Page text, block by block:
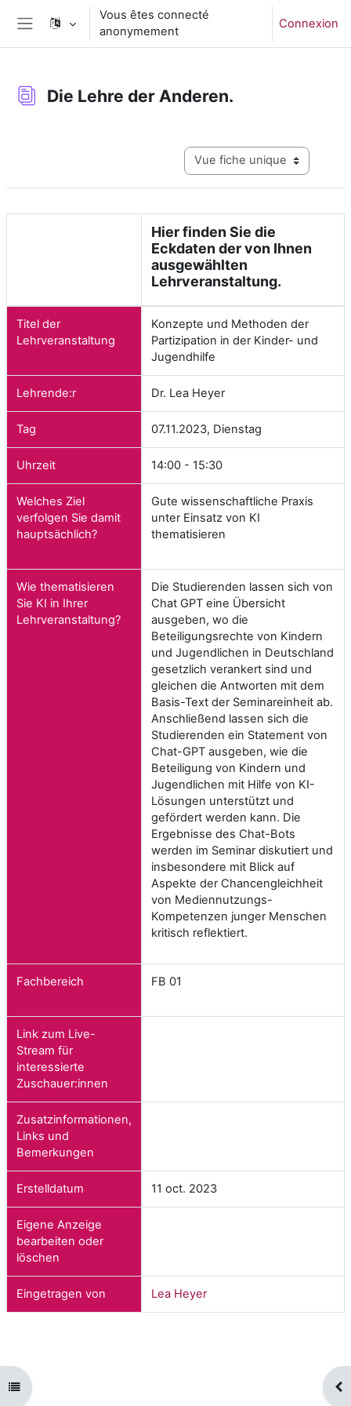
Passer au contenu principal
Panneau latéral
Vous êtes connecté
anonymement
Connexion
Ouvrir l’index du cours
Die Lehre der Anderen.
Navigation tertiaire du mode
Hier finden Sie die
Eckdaten der von Ihnen
ausgewählten
Lehrveranstaltung.
Titel der
Lehrveranstaltung
Konzepte und Methoden der
Partizipation in der Kinder- und
Jugendhilfe
Lehrende:r Dr. Lea Heyer
Tag 07.11.2023, Dienstag
Uhrzeit 14:00 - 15:30
Welches Ziel
verfolgen Sie damit
hauptsächlich?
Gute wissenschaftliche Praxis
unter Einsatz von KI
thematisieren
Wie thematisieren
Sie KI in Ihrer
Lehrveranstaltung?
Die Studierenden lassen sich von
Chat GPT eine Übersicht
ausgeben, wo die
Beteiligungsrechte von Kindern
und Jugendlichen in Deutschland
gesetzlich verankert sind und
gleichen die Antworten mit dem
Basis-Text der Seminareinheit ab.
Anschließend lassen sich die
Studierenden ein Statement von
Chat-GPT ausgeben, wie die
Beteiligung von Kindern und
Jugendlichen mit Hilfe von KI-
Lösungen unterstützt und
gefördert werden kann. Die
Ergebnisse des Chat-Bots
werden im Seminar diskutiert und
insbesondere mit Blick auf
Aspekte der Chancengleichheit
von Mediennutzungs-
Kompetenzen junger Menschen
kritisch reflektiert.
Fachbereich FB 01
Link zum Live-
Stream für
interessierte
Zuschauer:innen
Zusatzinformationen,
Links und
Bemerkungen
Erstelldatum 11 oct. 2023
Eigene Anzeige
bearbeiten oder
löschen
Eingetragen von Lea Heyer